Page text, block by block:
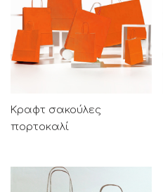
Κραφτ σακούλες
πορτοκαλί